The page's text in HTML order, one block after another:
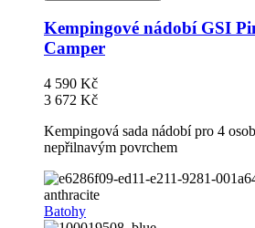
Kempingové nádobí GSI
Camper
4 590 Kč
3 672 Kč
Kempingová sada nádobí pro 4
nepřilnavým povrchem
Batohy